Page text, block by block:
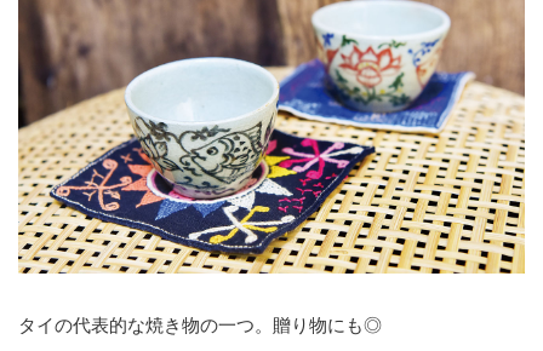
タイの代表的な焼き物の一つ。贈り物にも◎